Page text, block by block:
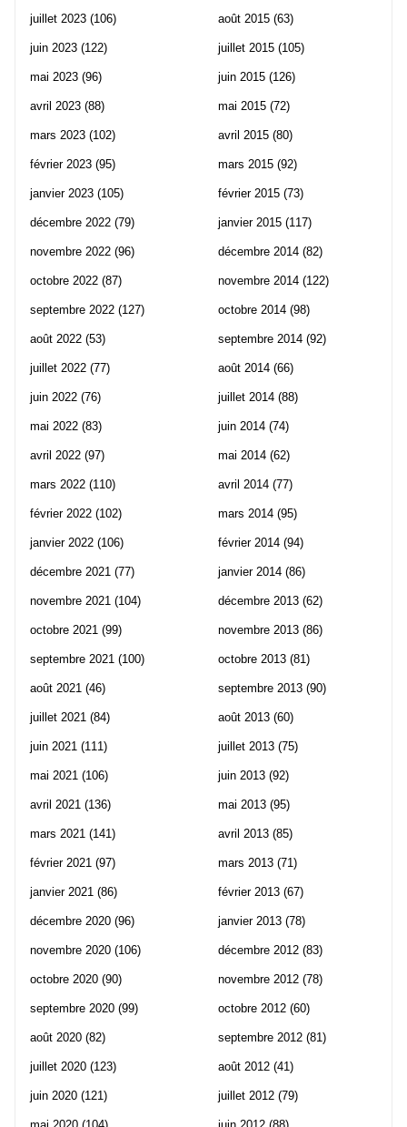
juillet 2023 (106)
juin 2023 (122)
mai 2023 (96)
avril 2023 (88)
mars 2023 (102)
février 2023 (95)
janvier 2023 (105)
décembre 2022 (79)
novembre 2022 (96)
octobre 2022 (87)
septembre 2022 (127)
août 2022 (53)
juillet 2022 (77)
juin 2022 (76)
mai 2022 (83)
avril 2022 (97)
mars 2022 (110)
février 2022 (102)
janvier 2022 (106)
décembre 2021 (77)
novembre 2021 (104)
octobre 2021 (99)
septembre 2021 (100)
août 2021 (46)
juillet 2021 (84)
juin 2021 (111)
mai 2021 (106)
avril 2021 (136)
mars 2021 (141)
février 2021 (97)
janvier 2021 (86)
décembre 2020 (96)
novembre 2020 (106)
octobre 2020 (90)
septembre 2020 (99)
août 2020 (82)
juillet 2020 (123)
juin 2020 (121)
août 2015 (63)
juillet 2015 (105)
juin 2015 (126)
mai 2015 (72)
avril 2015 (80)
mars 2015 (92)
février 2015 (73)
janvier 2015 (117)
décembre 2014 (82)
novembre 2014 (122)
octobre 2014 (98)
septembre 2014 (92)
août 2014 (66)
juillet 2014 (88)
juin 2014 (74)
mai 2014 (62)
avril 2014 (77)
mars 2014 (95)
février 2014 (94)
janvier 2014 (86)
décembre 2013 (62)
novembre 2013 (86)
octobre 2013 (81)
septembre 2013 (90)
août 2013 (60)
juillet 2013 (75)
juin 2013 (92)
mai 2013 (95)
avril 2013 (85)
mars 2013 (71)
février 2013 (67)
janvier 2013 (78)
décembre 2012 (83)
novembre 2012 (78)
octobre 2012 (60)
septembre 2012 (81)
août 2012 (41)
juillet 2012 (79)